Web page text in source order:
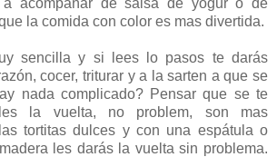
la comida con color es mas divertida.
sencilla y si lees lo pasos te darás
cocer, triturar y a la sarten a que se
nada complicado? Pensar que se te
la vuelta, no problem, son mas
tortitas dulces y con una espátula o
les darás la vuelta sin problema.